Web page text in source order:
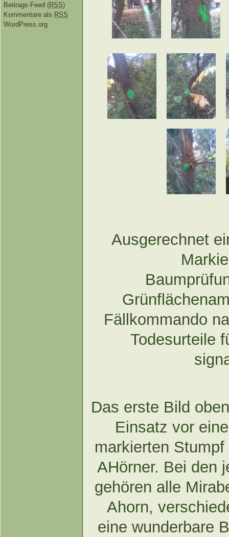
Beitrags-Feed (RSS)
Kommentare als RSS
WordPress.org
Ausgerechnet
Fällkommando
Todesurteile
Das erste Bild
Einsatz vor
markierten
AHörner. Bei den
gehören alle
Ahorn,
eine wunderbare